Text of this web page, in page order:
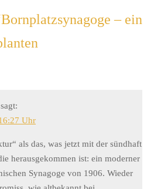
Bornplatzsynagoge – ein
sagt:
Uhr
als das, was jetzt mit der sündhaft
herausgekommen ist: ein moderner
Synagoge von 1906. Wieder